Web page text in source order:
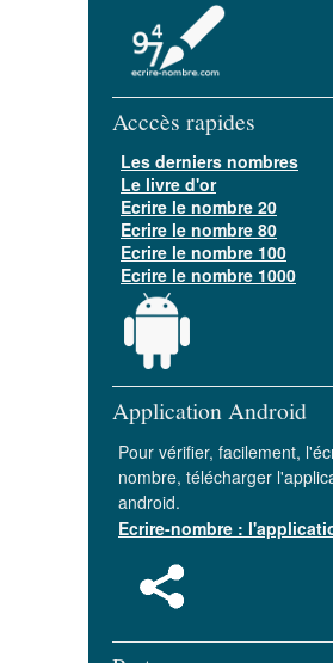
Acccès rapides
Les derniers nombres
Le livre d'or
Ecrire le nombre 20
Ecrire le nombre 80
Ecrire le nombre 100
Ecrire le nombre 1000
Application Android
Pour vérifier, facilement,
nombre, télécharger
android.
Ecrire-nombre :